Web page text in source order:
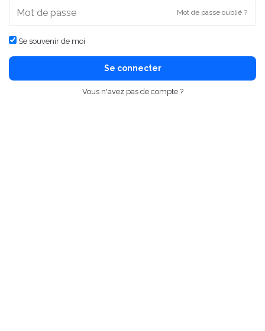
Mot de passe oublié ?
Se souvenir de moi
Se connecter
Vous n'avez pas de compte ?